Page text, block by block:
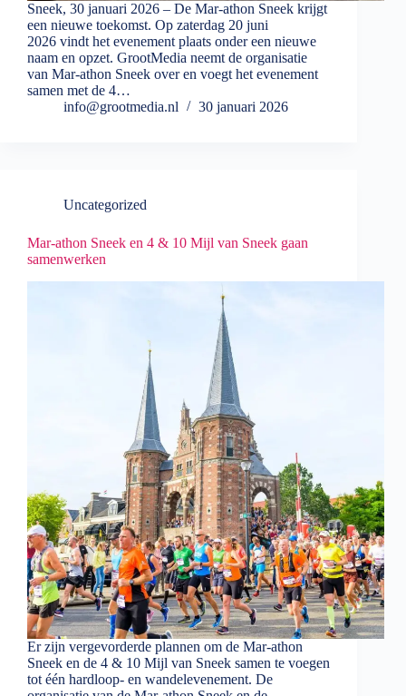
Sneek, 30 januari 2026 – De Mar-athon Sneek krijgt
een nieuwe toekomst. Op zaterdag 20 juni
2026 vindt het evenement plaats onder een nieuwe
naam en opzet. GrootMedia neemt de organisatie
van Mar-athon Sneek over en voegt het evenement
samen met de 4…
info@grootmedia.nl
30 januari 2026
Uncategorized
Mar-athon Sneek en 4 & 10 Mijl van Sneek gaan
samenwerken
Er zijn vergevorderde plannen om de Mar-athon
Sneek en de 4 & 10 Mijl van Sneek samen te voegen
tot één hardloop- en wandelevenement. De